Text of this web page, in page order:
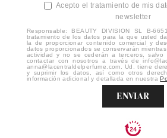
Acepto el tratamiento de mis
newsletter
Responsable: BEAUTY DIVISION SL B-
tratamiento de los datos para la que usted
la de proporcionar contenido comercial y
datos proporcionados se conservarán
actividad y no se cederán a terceros, salvo
contactar con nosotros a través de
anna@lacentraldelperfume.com. Ud. tiene
y suprimir los datos, así como otros
información adicional y detallada en nuestra
ENVIAR